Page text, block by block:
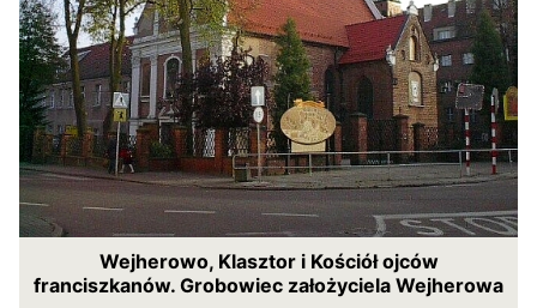
Wejherowo, Klasztor i Kościół ojców
franciszkanów. Grobowiec założyciela Wejherowa